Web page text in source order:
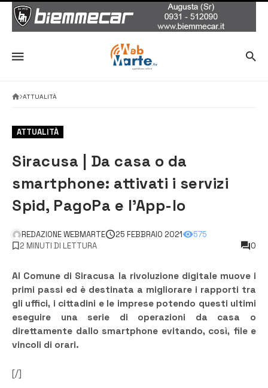
ATTUALITÀ
ATTUALITÀ
Siracusa | Da casa o da
smartphone: attivati i servizi
Spid, PagoPa e l’App-Io
REDAZIONE WEBMARTE 25 FEBBRAIO 2021
575
2 MINUTI DI LETTURA
0
Al Comune di Siracusa la rivoluzione digitale muove i
primi passi ed è destinata a migliorare i rapporti tra
gli uffici, i cittadini e le imprese potendo questi ultimi
eseguire una serie di operazioni da casa o
direttamente dallo smartphone evitando, così, file e
vincoli di orari.
[/]